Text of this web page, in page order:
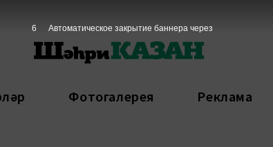
Фотогалерея Реклама
5 Автоматическое закрытие баннера через